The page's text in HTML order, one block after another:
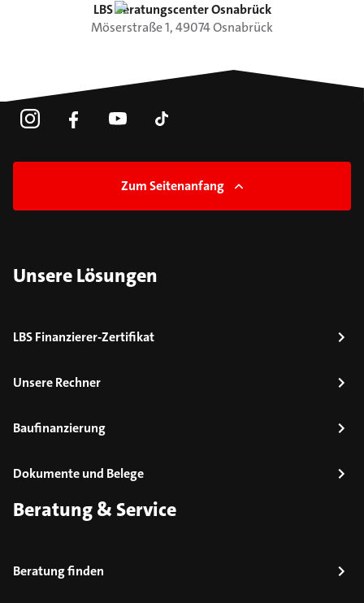
LBS Beratungscenter Osnabrück
Möserstraße1,49074Osnabrück
Zum Seitenanfang
Unsere Lösungen
LBS Finanzierer-Zertifikat
Unsere Rechner
Baufinanzierung
Dokumente und Belege
Beratung & Service
Beratung finden